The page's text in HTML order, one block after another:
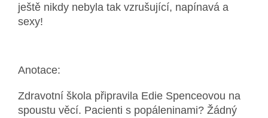
ještě nikdy nebyla tak vzrušující, napínavá a
sexy!
Anotace:
Zdravotní škola připravila Edie Spenceovou na
spoustu věcí. Pacienti s popáleninami? Žádný